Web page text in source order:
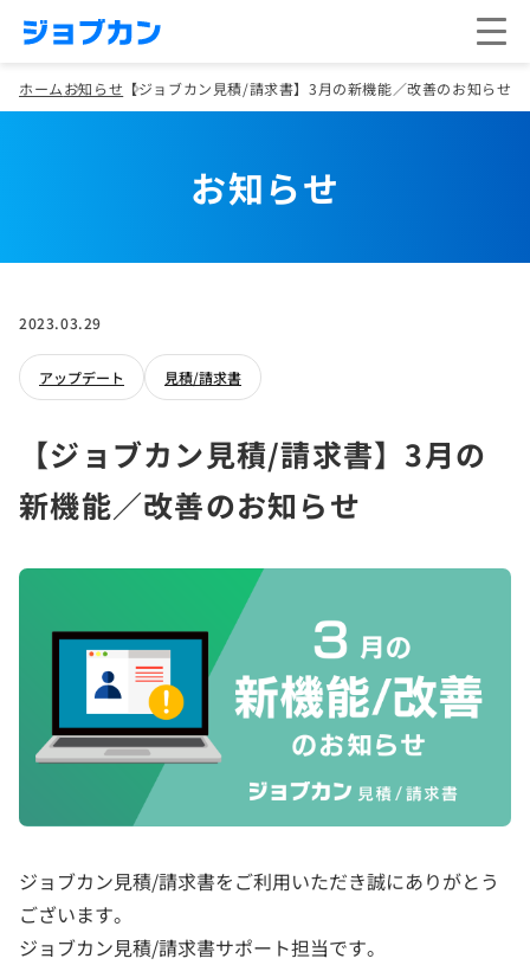
ホームお知らせ 【ジョブカン見積/請求書】3月の新機能／改善のお知らせ
お知らせ
2023.03.29
アップデート 見積/請求書
【ジョブカン見積/請求書】3月の
新機能／改善のお知らせ
ジョブカン見積/請求書をご利用いただき誠にありがとう
ございます。
ジョブカン見積/請求書サポート担当です。